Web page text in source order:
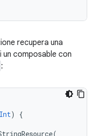
recupera una
un composable con
:
Int)
{
(